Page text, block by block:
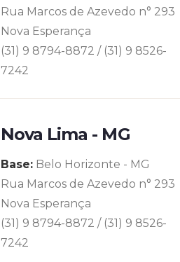
Rua Marcos de Azevedo n° 293
Nova Esperança
(31) 9 8794-8872 / (31) 9 8526-
7242
Nova Lima - MG
Base: Belo Horizonte - MG
Rua Marcos de Azevedo n° 293
Nova Esperança
(31) 9 8794-8872 / (31) 9 8526-
7242